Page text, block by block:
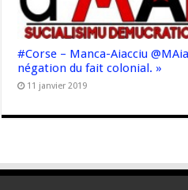
#Corse – Manca-Aiacciu
négation du fait colonial. »
11 janvier 2019